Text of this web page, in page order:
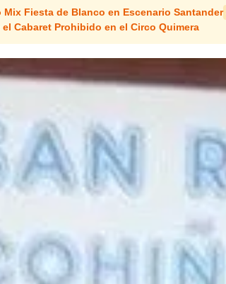
Mix Fiesta de Blanco en Escenario Santander
el Cabaret Prohibido en el Circo Quimera